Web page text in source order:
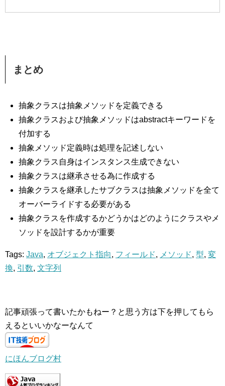
まとめ
抽象クラスは抽象メソッドを定義できる
抽象クラスおよび抽象メソッドはabstractキーワードを
付加する
抽象メソッド定義時は処理を記述しない
抽象クラス自身はインスタンス生成できない
抽象クラスは継承させる為に作成する
抽象クラスを継承したサブクラスは抽象メソッドを全て
オーバーライドする必要がある
抽象クラスを作成するかどうかはどのようにクラスやメ
ソッドを設計するかが重要
Tags: Java, オブジェクト指向, フィールド, メソッド, 型, 変
換, 引数, 文字列
記事頑張って書いたかもねー？と思う方は下を押してもら
えるといいかなーなんて
にほんブログ村